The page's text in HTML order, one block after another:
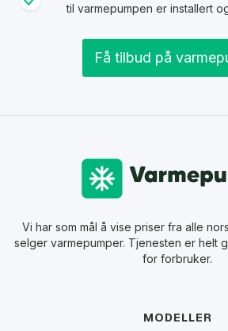
til varmepumpen er installert
Få tilbud på
Vi har som mål å vise priser fra alle
selger varmepumper. Tjenesten er helt
for forbruker.
MODELLER